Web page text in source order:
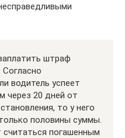
штраф
водитель успеет
через 20 дней от
то у него
половины суммы.
погашенным